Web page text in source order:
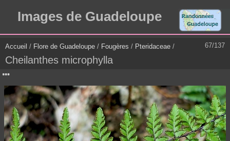
Images de Guadeloupe
67/137
Accueil / Flore de Guadeloupe / Fougères / Pteridaceae /
Cheilanthes microphylla